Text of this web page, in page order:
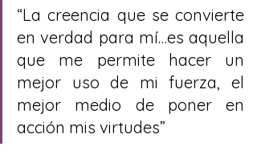
“La creencia que se convierte
en verdad para mí…es aquella
que me permite hacer un
mejor uso de mi fuerza, el
mejor medio de poner en
acción mis virtudes”